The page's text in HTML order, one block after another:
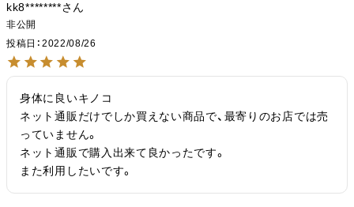
kk8********
非公開
投稿日
2022/08/26
身体に良いキノコ
ネット通販だけでしか買えない商品で、最寄りのお店では売
っていません。
ネット通販で購入出来て良かったです。
また利用したいです。